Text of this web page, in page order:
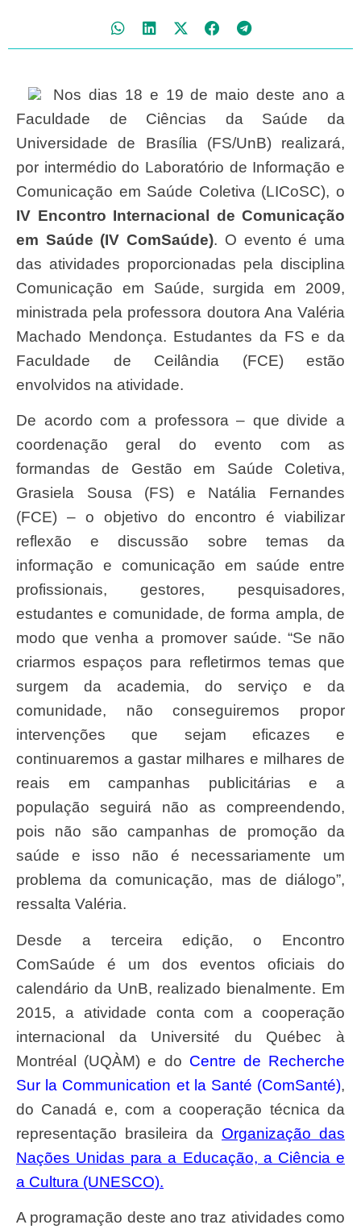
Nos dias 18 e 19 de maio deste ano a
Faculdade de Ciências da Saúde da
Universidade de Brasília (FS/UnB) realizará,
por intermédio do Laboratório de Informação e
Comunicação em Saúde Coletiva (LICoSC), o
IV Encontro Internacional de Comunicação
em Saúde (IV ComSaúde). O evento é uma
das atividades proporcionadas pela disciplina
Comunicação em Saúde, surgida em 2009,
ministrada pela professora doutora Ana Valéria
Machado Mendonça. Estudantes da FS e da
Faculdade de Ceilândia (FCE) estão
envolvidos na atividade.
De acordo com a professora – que divide a
coordenação geral do evento com as
formandas de Gestão em Saúde Coletiva,
Grasiela Sousa (FS) e Natália Fernandes
(FCE) – o objetivo do encontro é viabilizar
reflexão e discussão sobre temas da
informação e comunicação em saúde entre
profissionais, gestores, pesquisadores,
estudantes e comunidade, de forma ampla, de
modo que venha a promover saúde. “Se não
criarmos espaços para refletirmos temas que
surgem da academia, do serviço e da
comunidade, não conseguiremos propor
intervenções que sejam eficazes e
continuaremos a gastar milhares e milhares de
reais em campanhas publicitárias e a
população seguirá não as compreendendo,
pois não são campanhas de promoção da
saúde e isso não é necessariamente um
problema da comunicação, mas de diálogo”,
ressalta Valéria.
Desde a terceira edição, o Encontro
ComSaúde é um dos eventos oficiais do
calendário da UnB, realizado bienalmente. Em
2015, a atividade conta com a cooperação
internacional da Université du Québec à
Montréal (UQÀM) e do Centre de Recherche
Sur la Communication et la Santé (ComSanté),
do Canadá e, com a cooperação técnica da
representação brasileira da Organização das
Nações Unidas para a Educação, a Ciência e
a Cultura (UNESCO).
A programação deste ano traz atividades como